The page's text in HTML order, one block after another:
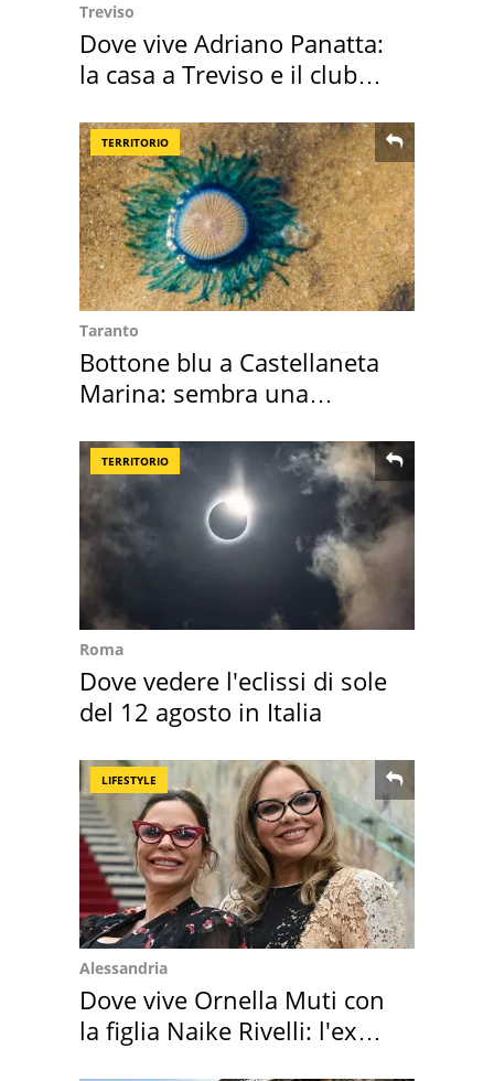
Treviso
Dove vive Adriano Panatta:
la casa a Treviso e il club
TERRITORIO
Taranto
Bottone blu a Castellaneta
Marina: sembra una
TERRITORIO
Roma
Dove vedere l'eclissi di sole
del 12 agosto in Italia
LIFESTYLE
Alessandria
Dove vive Ornella Muti con
la figlia Naike Rivelli: l'ex